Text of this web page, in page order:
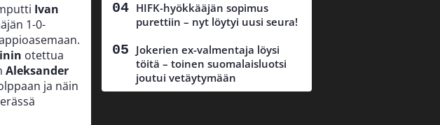
Ivan
1-0-
otettua
Aleksander
ja näin
HIFK-hyökkääjän sopimus
purettiin – nyt löytyi uusi seura!
Jokerien ex-valmentaja löysi
töitä – toinen suomalaisluotsi
joutui vetäytymään